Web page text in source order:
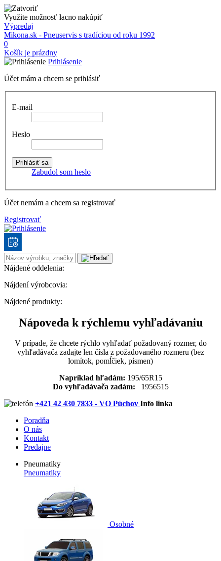
Využite možnosť lacno nakúpiť
Výpredaj
Mikona.sk - Pneuservis s tradíciou od roku 1992
0
Košík je prázdny
Prihlásenie
Účet mám a chcem se prihlásiť
E-mail
Heslo
Zabudol som heslo
Účet nemám a chcem sa registrovať
Registrovať
Nájdené oddelenia:
Nájdení výrobcovia:
Nájdené produkty:
Nápoveda k rýchlemu vyhľadávaniu
V prípade, že chcete rýchlo vyhľadať požadovaný rozmer, do
vyhľadávača zadajte len čísla z požadovaného rozmeru (bez
lomítok, pomĺčiek, písmen)
Napríklad hľadám: 195/65R15
Do vyhľadávača zadám: 1956515
+421 42 430 7833 - VO Púchov Info linka
Poradňa
O nás
Kontakt
Predajne
Pneumatiky
Pneumatiky
Osobné